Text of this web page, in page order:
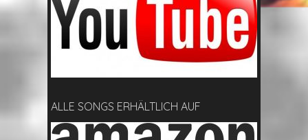
ALLE SONGS ERHÄLTLICH AUF